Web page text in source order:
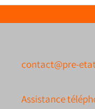
contact@pre-
Assistance